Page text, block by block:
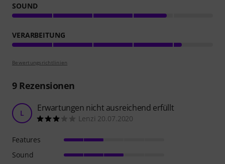
SOUND
VERARBEITUNG
Bewertungsrichtlinien
9Rezensionen
L Erwartungen nicht ausreichend erfüllt
Lenzi 20.07.2020
Features
Sound